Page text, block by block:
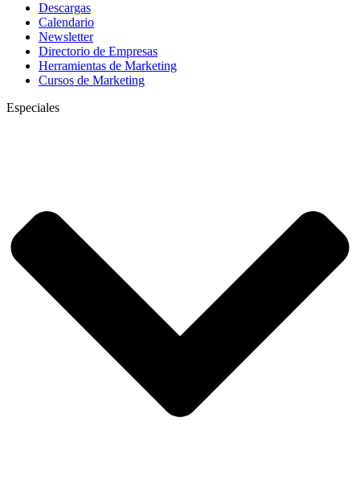
Descargas
Calendario
Newsletter
Directorio de Empresas
Herramientas de Marketing
Cursos de Marketing
Especiales